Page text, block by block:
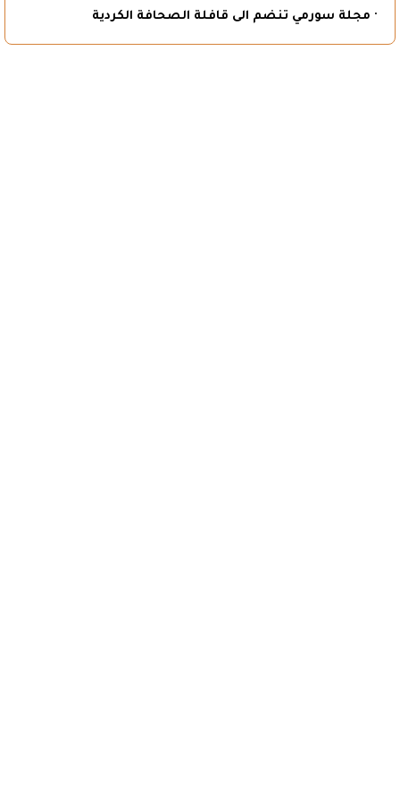
· مجلة سورمي تنضم الى قافلة الصحافة الكردية